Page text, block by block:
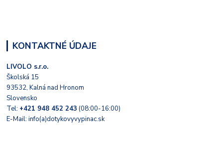
KONTAKTNÉ ÚDAJE
LIVOLO s.r.o.
Školská 15
93532, Kalná nad Hronom
Slovensko
Tel: +421 948 452 243 (08:00-16:00)
E-Mail: info(a)dotykovyvypinac.sk